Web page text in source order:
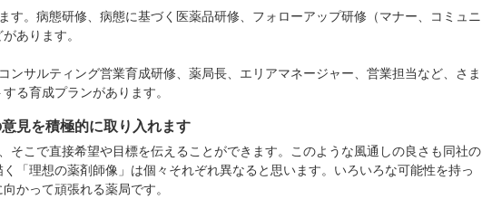
す。病態研修、病態に基づく医薬品研修、フォローアップ研修（マナー、コミュニ
あります。
ンサルティング営業育成研修、薬局長、エリアマネージャー、営業担当など、さま
る育成プランがあります。
見を積極的に取り入れます
そこで直接希望や目標を伝えることができます。このような風通しの良さも同社の
「理想の薬剤師像」は個々それぞれ異なると思います。いろいろな可能性を持っ
かって頑張れる薬局です。